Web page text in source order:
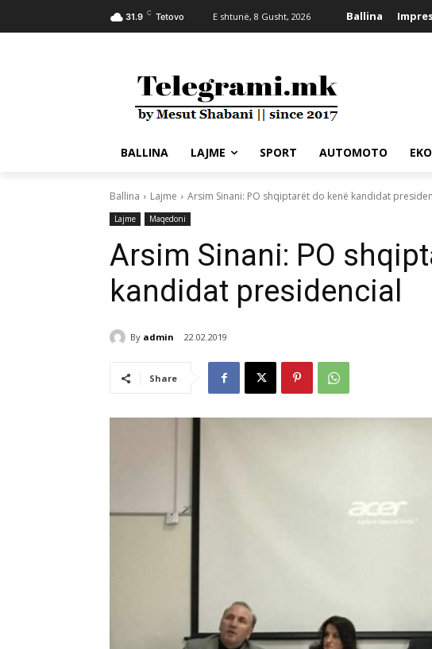
31.9 C Tetovo E shtunë, 8 Gusht, 2026 Ballina
BALLINA LAJME SPORT AUTOMOTO
Ballina Lajme Arsim Sinani: PO shqiptarët do kenë kandidat
Lajme Maqedoni
Arsim Sinani: PO
kandidat presidencial
By admin 22.02.2019
Share